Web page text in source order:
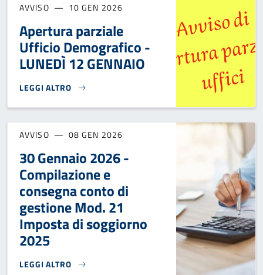
AVVISO 10 GEN 2026
Apertura parziale
Ufficio Demografico -
LUNEDÌ 12 GENNAIO
LEGGI ALTRO
APERTURA PARZIALE UFFICIO DEMOGRAFICO - LUNEDÌ 12
AVVISO 08 GEN 2026
30 Gennaio 2026 -
Compilazione e
consegna conto di
gestione Mod. 21
Imposta di soggiorno
2025
LEGGI ALTRO
30 GENNAIO 2026 - COMPILAZIONE E CONSEGNA CONTO